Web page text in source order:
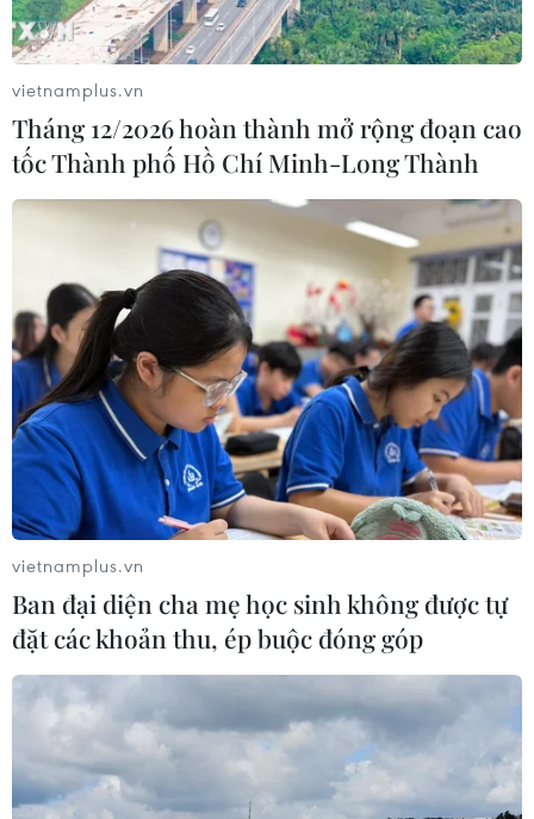
vietnamplus.vn
Tháng 12/2026 hoàn thành mở rộng đoạn cao
tốc Thành phố Hồ Chí Minh-Long Thành
vietnamplus.vn
Ban đại diện cha mẹ học sinh không được tự
đặt các khoản thu, ép buộc đóng góp